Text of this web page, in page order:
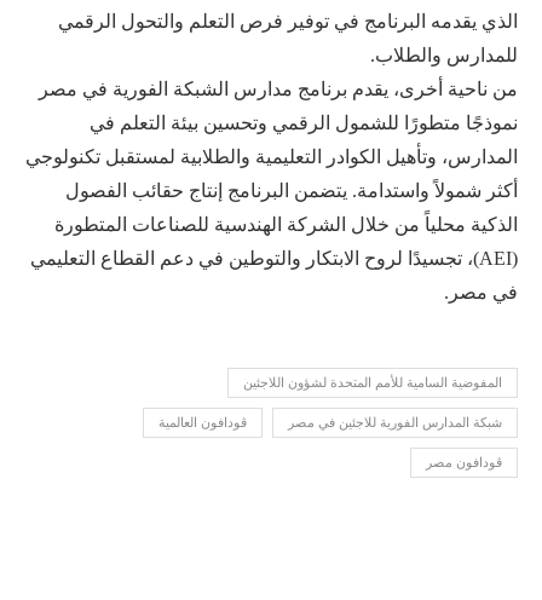
الذي يقدمه البرنامج في توفير فرص التعلم والتحول الرقمي
للمدارس والطلاب.
من ناحية أخرى، يقدم برنامج مدارس الشبكة الفورية في مصر
نموذجًا متطورًا للشمول الرقمي وتحسين بيئة التعلم في
المدارس، وتأهيل الكوادر التعليمية والطلابية لمستقبل تكنولوجي
أكثر شمولاً واستدامة. يتضمن البرنامج إنتاج حقائب الفصول
الذكية محلياً من خلال الشركة الهندسية للصناعات المتطورة
(AEI)، تجسيدًا لروح الابتكار والتوطين في دعم القطاع التعليمي
في مصر.
المفوضية السامية للأمم المتحدة لشؤون اللاجئين
شبكة المدارس الفورية للاجئين في مصر ڤودافون العالمية
ڤودافون مصر